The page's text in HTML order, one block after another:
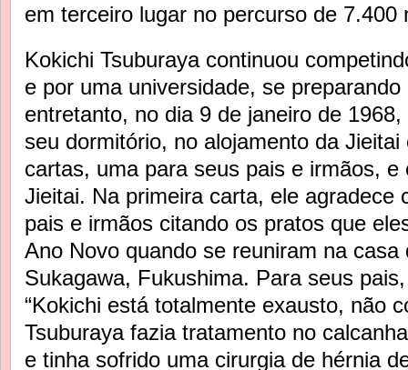
em terceiro lugar no percurso de 7.400
Kokichi Tsuburaya continuou
e por uma universidade, se
entretanto, no dia 9 de janeiro de
seu dormitório, no alojamento da
cartas, uma para seus pais e irmãos, e
Jieitai. Na primeira carta, ele agradece
pais e irmãos citando os pratos que
Ano Novo quando se reuniram na casa
Sukagawa, Fukushima. Para seus
“Kokichi está totalmente exausto, não
Tsuburaya fazia tratamento no
e tinha sofrido uma cirurgia de hérnia